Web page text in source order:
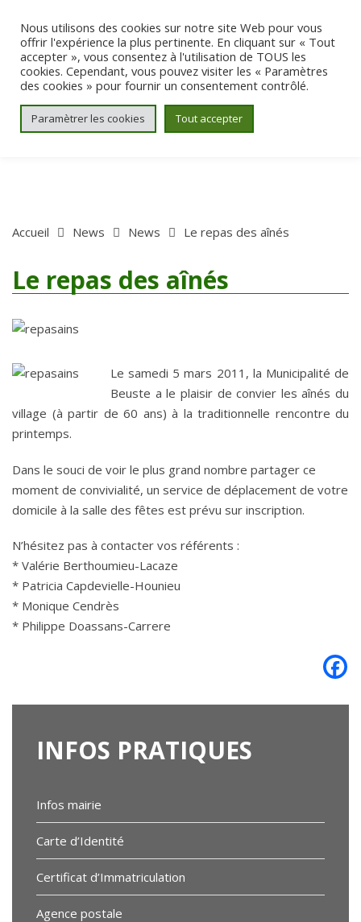
Aller au contenu
Accueil News News Le repas des aînés
Le repas des aînés
Le samedi 5 mars 2011, la Municipalité de
Beuste a le plaisir de convier les aînés du
village (à partir de 60 ans) à la traditionnelle rencontre du
printemps.
Dans le souci de voir le plus grand nombre partager ce
moment de convivialité, un service de déplacement de votre
domicile à la salle des fêtes est prévu sur inscription.
N’hésitez pas à contacter vos référents :
* Valérie Berthoumieu-Lacaze
* Patricia Capdevielle-Hounieu
* Monique Cendrès
* Philippe Doassans-Carrere
INFOS PRATIQUES
Infos mairie
Carte d’Identité
Certificat d’Immatriculation
Agence postale
Nous utilisons des cookies sur notre site Web pour vous
offrir l'expérience la plus pertinente. En cliquant sur « Tout
accepter », vous consentez à l'utilisation de TOUS les
cookies. Cependant, vous pouvez visiter les « Paramètres
des cookies » pour fournir un consentement contrôlé.
Paramètrer les cookies Tout accepter